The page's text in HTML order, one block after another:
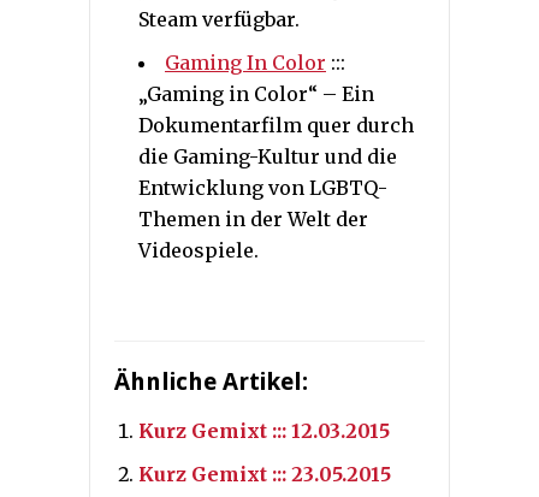
Steam verfügbar.
Gaming In Color :::
„Gaming in Color“ – Ein
Dokumentarfilm quer durch
die Gaming-Kultur und die
Entwicklung von LGBTQ-
Themen in der Welt der
Videospiele.
Ähnliche Artikel:
Kurz Gemixt ::: 12.03.2015
Kurz Gemixt ::: 23.05.2015